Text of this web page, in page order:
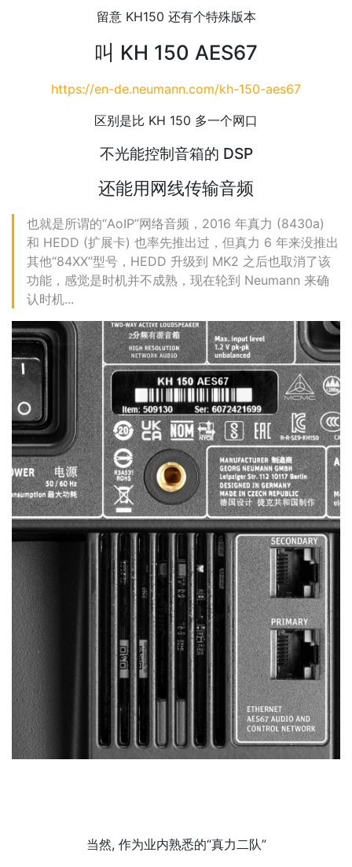
留意 KH150 还有个特殊版本
叫 KH 150 AES67
https://en-de.neumann.com/kh-150-aes67
区别是比 KH 150 多一个网口
不光能控制音箱的 DSP
还能用网线传输音频
也就是所谓的“AoIP”网络音频，2016 年真力 (8430a)
和 HEDD (扩展卡) 也率先推出过，但真力 6 年来没推出
其他“84XX”型号，HEDD 升级到 MK2 之后也取消了该
功能，感觉是时机并不成熟，现在轮到 Neumann 来确
认时机...
当然, 作为业内熟悉的“真力二队”